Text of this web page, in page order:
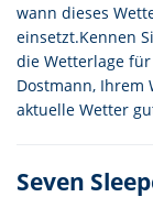
wann dieses
einsetzt.Kennen
die Wetterlage
Dostmann, Ihrem
aktuelle Wetter
Seven